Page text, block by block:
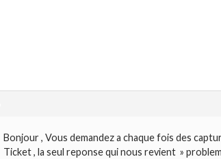
Bonjour , Vous demandez a chaque fois des
Ticket , la seul reponse qui nous revient »